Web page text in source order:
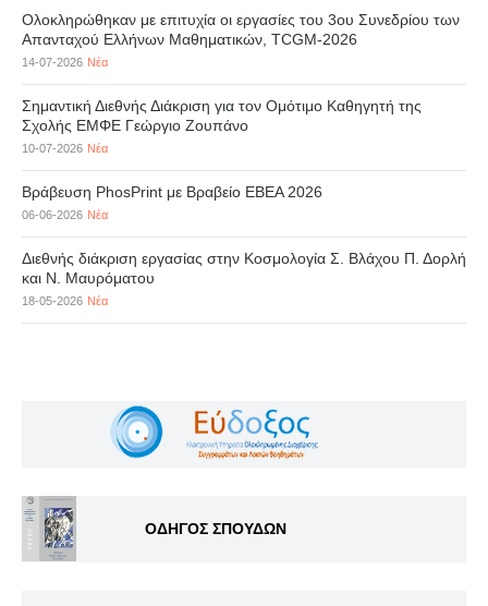
Ολοκληρώθηκαν με επιτυχία οι εργασίες του 3ου Συνεδρίου των
Απανταχού Ελλήνων Μαθηματικών, TCGM-2026
14-07-2026 Νέα
Σημαντική Διεθνής Διάκριση για τον Ομότιμο Καθηγητή της
Σχολής ΕΜΦΕ Γεώργιο Ζουπάνο
10-07-2026 Νέα
Βράβευση PhosPrint με Βραβείο ΕΒΕΑ 2026
06-06-2026 Νέα
Διεθνής διάκριση εργασίας στην Κοσμολογία Σ. Βλάχου Π. Δορλή
και Ν. Μαυρόματου
18-05-2026 Νέα
ΟΔΗΓΟΣ ΣΠΟΥΔΩΝ